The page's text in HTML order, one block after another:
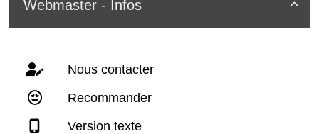

Webmaster - Infos
Nous contacter
Recommander
Version texte